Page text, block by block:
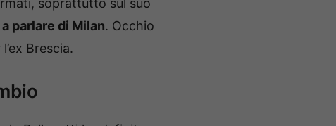
soprattutto sul suo
parlare di Milan. Occhio
Brescia.